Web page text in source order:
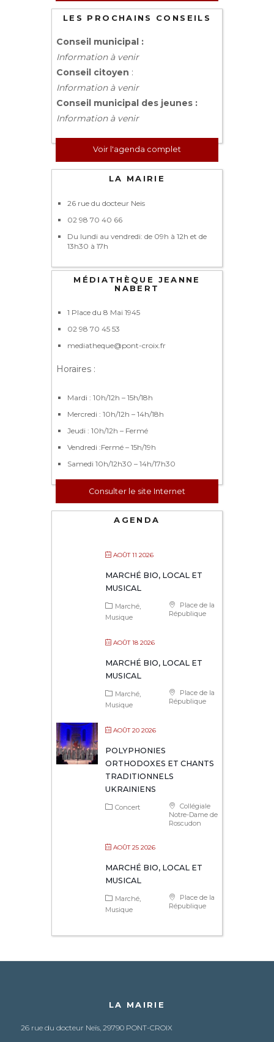
LES PROCHAINS CONSEILS
Conseil municipal :
Information à venir
Conseil citoyen :
Information à venir
Conseil municipal des jeunes :
Information à venir
Voir l'agenda complet
LA MAIRIE
26 rue du docteur Neis
02 98 70 40 66
Du lundi au vendredi: de 09h à 12h et de
13h30 à 17h
MÉDIATHÈQUE JEANNE
NABERT
1 Place du 8 Mai 1945
02 98 70 45 53
mediatheque@pont-croix.fr
Horaires :
Mardi : 10h/12h – 15h/18h
Mercredi : 10h/12h – 14h/18h
Jeudi : 10h/12h – Fermé
Vendredi :Fermé – 15h/19h
Samedi 10h/12h30 – 14h/17h30
Consulter le site Internet
AGENDA
AOÛT 11 2026
MARCHÉ BIO, LOCAL ET
MUSICAL
Place de la
République
Marché
Musique
AOÛT 18 2026
MARCHÉ BIO, LOCAL ET
MUSICAL
Place de la
République
Marché
Musique
AOÛT 20 2026
POLYPHONIES
ORTHODOXES ET CHANTS
TRADITIONNELS
UKRAINIENS
Collégiale
Notre-Dame de
Roscudon
Concert
AOÛT 25 2026
MARCHÉ BIO, LOCAL ET
MUSICAL
Place de la
République
Marché
Musique
LA MAIRIE
26 rue du docteur Neïs, 29790 PONT-CROIX